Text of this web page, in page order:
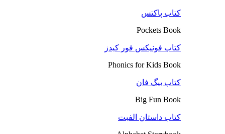
کتاب پاکتس
Pockets Book
کتاب فونیکس فور کیدز
Phonics for Kids Book
کتاب بیگ فان
Big Fun Book
کتاب داستان الفبت